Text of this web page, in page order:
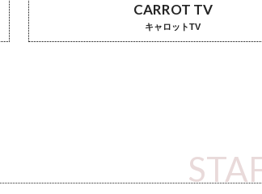
CARROT TV
キャロットTV